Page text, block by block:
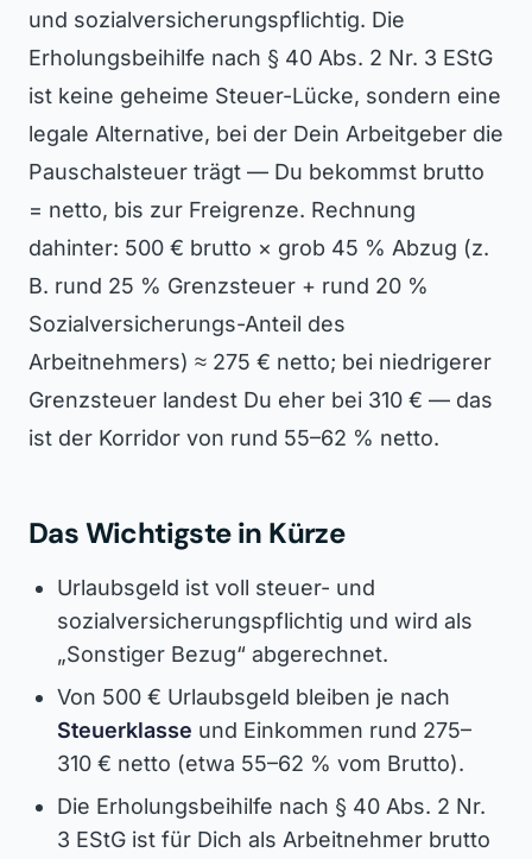
und sozialversicherungspflichtig. Die
Erholungsbeihilfe nach § 40 Abs. 2 Nr. 3 EStG
ist keine geheime Steuer-Lücke, sondern eine
legale Alternative, bei der Dein Arbeitgeber die
Pauschalsteuer trägt — Du bekommst brutto
= netto, bis zur Freigrenze. Rechnung
dahinter: 500 € brutto × grob 45 % Abzug (z.
B. rund 25 % Grenzsteuer + rund 20 %
Sozialversicherungs-Anteil des
Arbeitnehmers) ≈ 275 € netto; bei niedrigerer
Grenzsteuer landest Du eher bei 310 € — das
ist der Korridor von rund 55–62 % netto.
Das Wichtigste in Kürze
Urlaubsgeld ist voll steuer- und
sozialversicherungspflichtig und wird als
„Sonstiger Bezug“ abgerechnet.
Von 500 € Urlaubsgeld bleiben je nach
Steuerklasse und Einkommen rund 275–
310 € netto (etwa 55–62 % vom Brutto).
Die Erholungsbeihilfe nach § 40 Abs. 2 Nr.
3 EStG ist für Dich als Arbeitnehmer brutto